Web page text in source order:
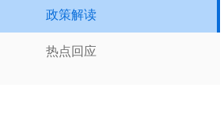
政策解读
热点回应